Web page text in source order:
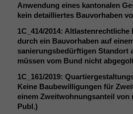
Anwendung eines kantonalen
kein detailliertes Bauvorhaben
1C_414/2014: Altlastenrechtliche
durch ein Bauvorhaben auf
sanierungsbedürftigen Standort
müssen vom Bund nicht
1C_161/2019:
Keine Baubewilligungen für
einem Zweitwohnungsanteil von
Publ.)